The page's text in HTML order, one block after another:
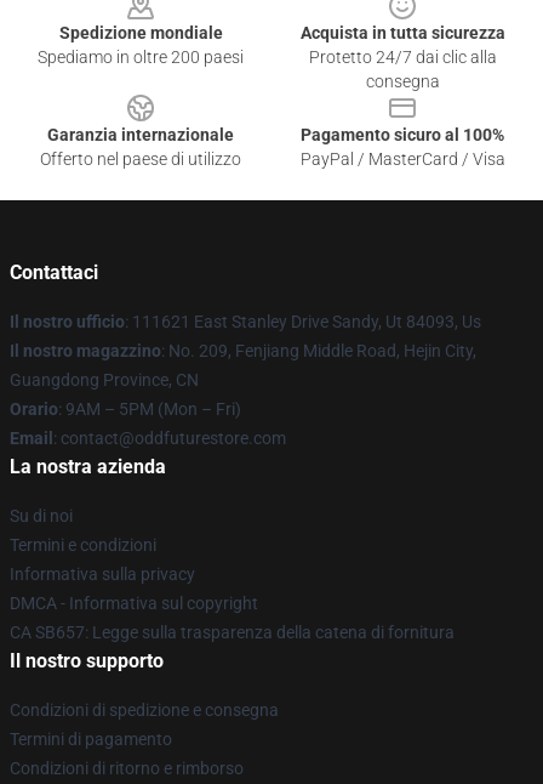
Spedizione mondiale
Spediamo in oltre 200 paesi
Acquista in tutta sicurezza
Protetto 24/7 dai clic alla
consegna
Garanzia internazionale
Offerto nel paese di utilizzo
Pagamento sicuro al 100%
PayPal / MasterCard / Visa
Contattaci
Il nostro ufficio: 111621 East Stanley Drive Sandy, Ut 84093, Us
Il nostro magazzino: No. 209, Fenjiang Middle Road, Hejin City,
Guangdong Province, CN
Orario: 9AM – 5PM (Mon – Fri)
Email : contact@oddfuturestore.com
La nostra azienda
Su di noi
Termini e condizioni
Informativa sulla privacy
DMCA - Informativa sul copyright
CA SB657: Legge sulla trasparenza della catena di fornitura
Il nostro supporto
Condizioni di spedizione e consegna
Termini di pagamento
Condizioni di ritorno e rimborso